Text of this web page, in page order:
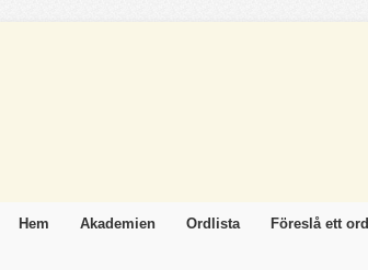
Hem Akademien Ordlista Föreslå ett ord